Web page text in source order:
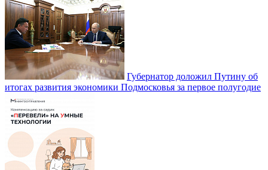
Губернатор доложил Путину об
итогах развития экономики Подмосковья за первое полугодие